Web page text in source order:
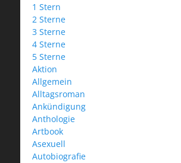
1 Stern
2 Sterne
3 Sterne
4 Sterne
5 Sterne
Aktion
Allgemein
Alltagsroman
Ankündigung
Anthologie
Artbook
Asexuell
Autobiografie